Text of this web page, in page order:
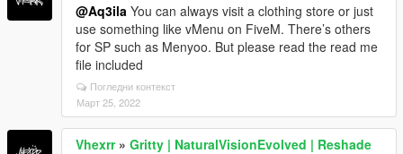
@Aq3ila You can always visit a clothing store or just
use something like vMenu on FiveM. There’s others
for SP such as Menyoo. But please read the read me
file included
Погледни контекст
Март 25, 2022
Vhexrr» Gritty | NaturalVisionEvolved | Reshade